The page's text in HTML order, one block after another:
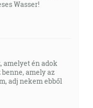
Wasser!
amelyet én adok
amely az
adj nekem ebből